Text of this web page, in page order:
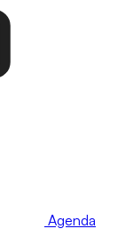
Agenda